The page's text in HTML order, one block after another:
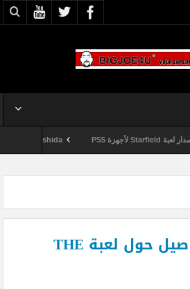
Shuhei Yoshida سيتقاعد من شركة Sony في يناير المقبل
المزيد من التفاصيل حول لعبة THE